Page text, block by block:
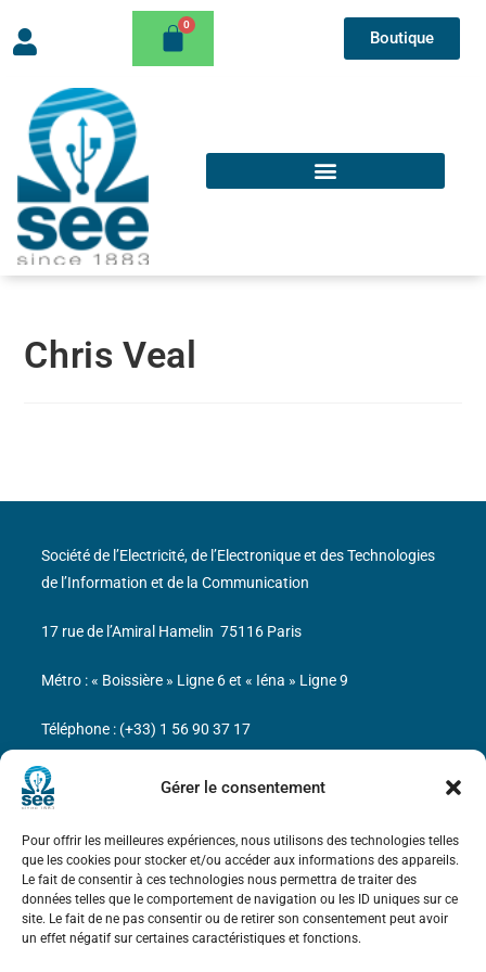
Gérer le consentement
Pour offrir les meilleures expériences, nous utilisons des technologies telles
que les cookies pour stocker et/ou accéder aux informations des appareils.
Le fait de consentir à ces technologies nous permettra de traiter des
données telles que le comportement de navigation ou les ID uniques sur ce
site. Le fait de ne pas consentir ou de retirer son consentement peut avoir
un effet négatif sur certaines caractéristiques et fonctions.
Boutique
Chris Veal
Bicentenaire des découvertes d’André-
Marie Ampère
Mentions légales
Société de l’Electricité, de l’Electronique et des Technologies
de l’Information et de la Communication
17 rue de l’Amiral Hamelin 75116 Paris
Métro : « Boissière » Ligne 6 et « Iéna » Ligne 9
Téléphone : (+33) 1 56 90 37 17
N° de SIREN : 785 393 232, Code APE : 9412Z TVA intra-
communautaire : FR44 785 393 232